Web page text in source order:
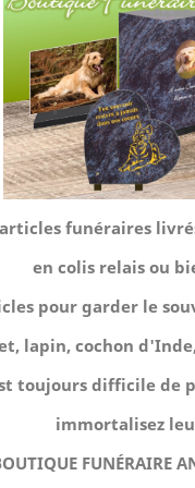
funéraires
en colis relais ou
pour garder le
lapin, cochon
toujours difficile de
immortalisez
FUNÉRAIRE